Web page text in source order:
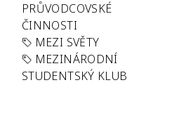
PRŮVODCOVSKÉ
ČINNOSTI
MEZI SVĚTY
MEZINÁRODNÍ
STUDENTSKÝ KLUB